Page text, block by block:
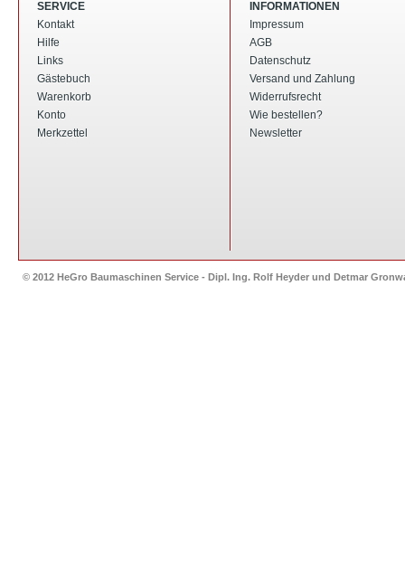
SERVICE
Kontakt
Hilfe
Links
Gästebuch
Warenkorb
Konto
Merkzettel
INFORMATIONEN
Impressum
AGB
Datenschutz
Versand und Zahlung
Widerrufsrecht
Wie bestellen?
Newsletter
© 2012 HeGro Baumaschinen Service - Dipl. Ing. Rolf Heyder und Detmar